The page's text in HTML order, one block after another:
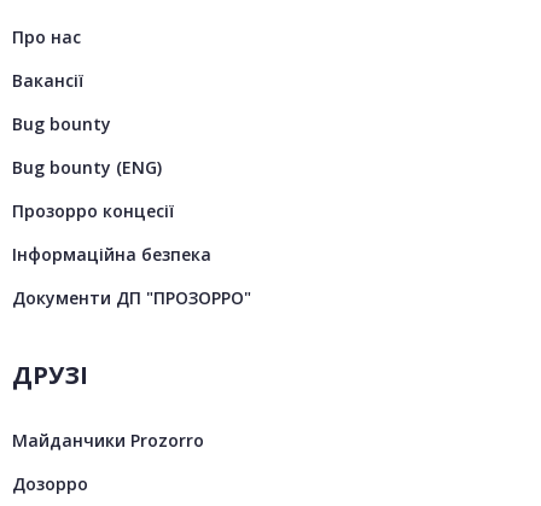
Про нас
Вакансії
Bug bounty
Bug bounty (ENG)
Прозорро концесії
Інформаційна безпека
Документи ДП "ПРОЗОРРО"
ДРУЗІ
Майданчики Prozorro
Дозорро